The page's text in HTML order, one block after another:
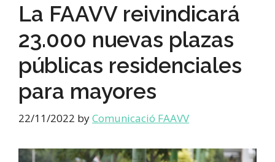
La FAAVV reivindicará
23.000 nuevas plazas
públicas residenciales
para mayores
22/11/2022 byComunicació FAAVV